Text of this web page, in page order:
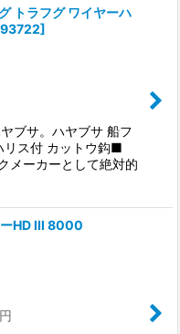
トラフグ ワイヤーハ
]
ブサ。ハヤブサ 船フ
リス付 カットウ鈎■
メーカーとして絶対的
HD III 8000
円